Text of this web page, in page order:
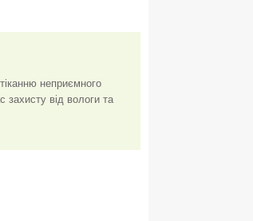
неприємного
захисту від вологи та